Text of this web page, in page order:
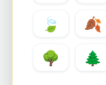
🍃
🍂
🌳
🌲